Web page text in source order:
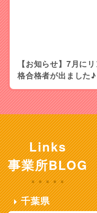
Links
事業所BLOG
千葉県
【お知らせ】7月に
格合格者が出ました♪